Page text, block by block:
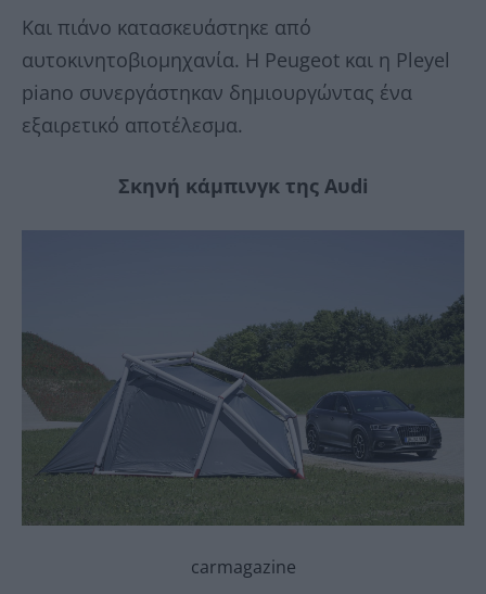
Και πιάνο κατασκευάστηκε από
αυτοκινητοβιομηχανία. Η Peugeot και η Pleyel
piano συνεργάστηκαν δημιουργώντας ένα
εξαιρετικό αποτέλεσμα.
Σκηνή κάμπινγκ της Αυdi
carmagazine